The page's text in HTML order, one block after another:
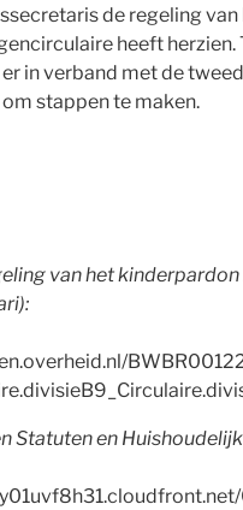
de regeling
heeft herzien.
in verband met de
stappen te maken.
van het
Statuten en